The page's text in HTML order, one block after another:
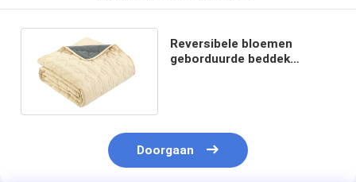
Reversibele bloemen
geborduurde beddek
Doorgaan